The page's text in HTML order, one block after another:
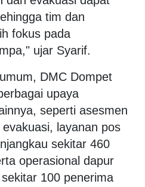
tim dan
fokus pada
ujar Syarif.
DMC Dompet
upaya
seperti asesmen
layanan pos
sekitar 460
operasional dapur
100 penerima